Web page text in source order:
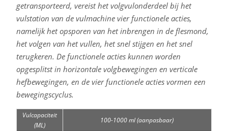
getransporteerd, vereist het volgvulonderdeel bij het
vulstation van de vulmachine vier functionele acties,
namelijk het opsporen van het inbrengen in de flesmond,
het volgen van het vullen, het snel stijgen en het snel
terugkeren. De functionele acties kunnen worden
opgesplitst in horizontale volgbewegingen en verticale
hefbewegingen, en de vier functionele acties vormen een
bewegingscyclus.
Vulcapaciteit
(ML)
100-1000 ml (aanpasbaar)